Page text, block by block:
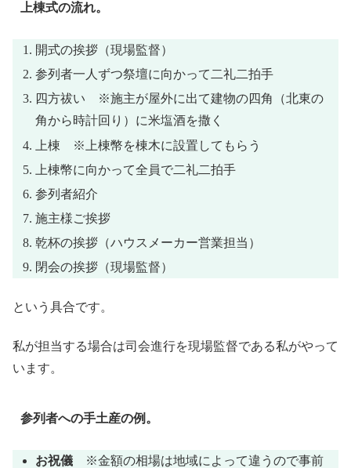
上棟式の流れ。
開式の挨拶（現場監督）
参列者一人ずつ祭壇に向かって二礼二拍手
四方祓い ※施主が屋外に出て建物の四角（北東の
角から時計回り）に米塩酒を撒く
上棟 ※上棟幣を棟木に設置してもらう
上棟幣に向かって全員で二礼二拍手
参列者紹介
施主様ご挨拶
乾杯の挨拶（ハウスメーカー営業担当）
閉会の挨拶（現場監督）
という具合です。
私が担当する場合は司会進行を現場監督である私がやって
います。
参列者への手土産の例。
お祝儀 ※金額の相場は地域によって違うので事前